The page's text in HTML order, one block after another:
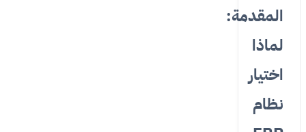
المقدمة:
لماذا
اختيار
نظام